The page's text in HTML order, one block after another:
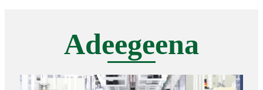
Adeegeena